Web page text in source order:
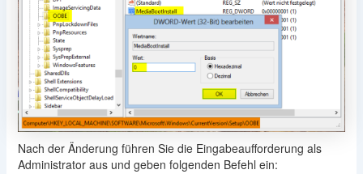
Nach der Änderung führen Sie die Eingabeaufforderung als
Administrator aus und geben folgenden Befehl ein: